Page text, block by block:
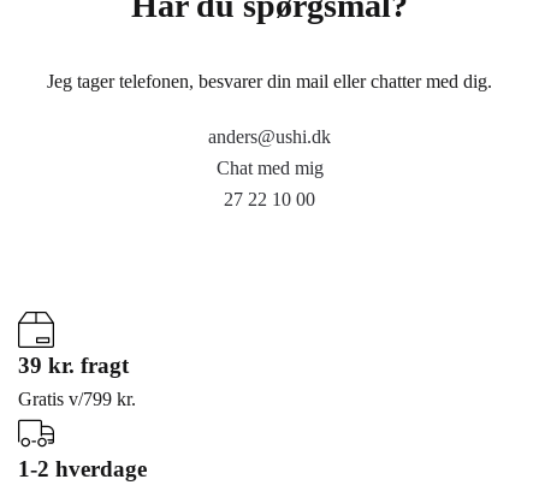
Jeg tager telefonen, besvarer din mail eller chatter med dig.
anders@ushi.dk
Chat med mig
27 22 10 00
39 kr. fragt
Gratis v/799 kr.
1-2 hverdage